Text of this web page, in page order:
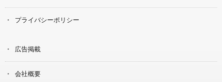
プライバシーポリシー
広告掲載
会社概要